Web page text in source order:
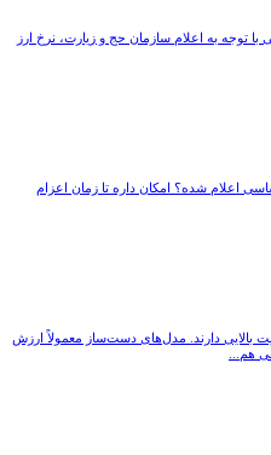
با توجه به اعلام سازمان حج و زیارت، نرخ ارز
بر چه اساسی اعلام شده؟ امکان داره تا زمان اعزام
دارند. مدل‌های دست‌ساز معمولاً ارزش
هم...